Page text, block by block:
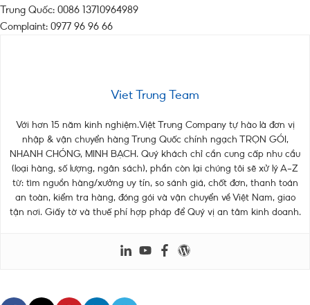
Trung Quốc: 0086 13710964989
Complaint: 0977 96 96 66
Viet Trung Team
Với hơn 15 năm kinh nghiệm.Việt Trung Company tự hào là đơn vị
nhập & vận chuyển hàng Trung Quốc chính ngạch TRỌN GÓI,
NHANH CHÓNG, MINH BẠCH. Quý khách chỉ cần cung cấp nhu cầu
(loại hàng, số lượng, ngân sách), phần còn lại chúng tôi sẽ xử lý A–Z
từ: tìm nguồn hàng/xưởng uy tín, so sánh giá, chốt đơn, thanh toán
an toàn, kiểm tra hàng, đóng gói và vận chuyển về Việt Nam, giao
tận nơi. Giấy tờ và thuế phí hợp pháp để Quý vị an tâm kinh doanh.